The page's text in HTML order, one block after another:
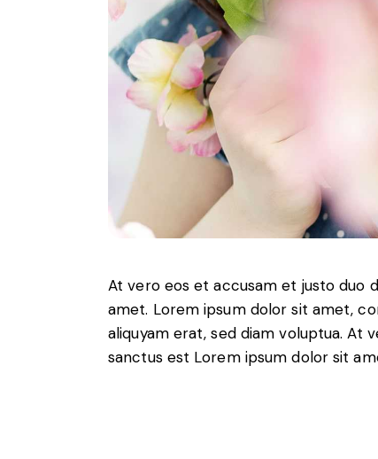
At vero eos et accusam et justo duo
amet. Lorem ipsum dolor sit amet,
aliquyam erat, sed diam voluptua. At
sanctus est Lorem ipsum dolor sit